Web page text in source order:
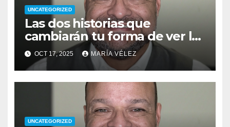
UNCATEGORIZED
Las dos historias que
cambiarán tu forma de ver la
vida: del pecado a la
superación
OCT 17, 2025 MARÍA VÉLEZ
UNCATEGORIZED